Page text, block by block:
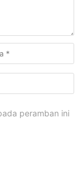
peramban ini